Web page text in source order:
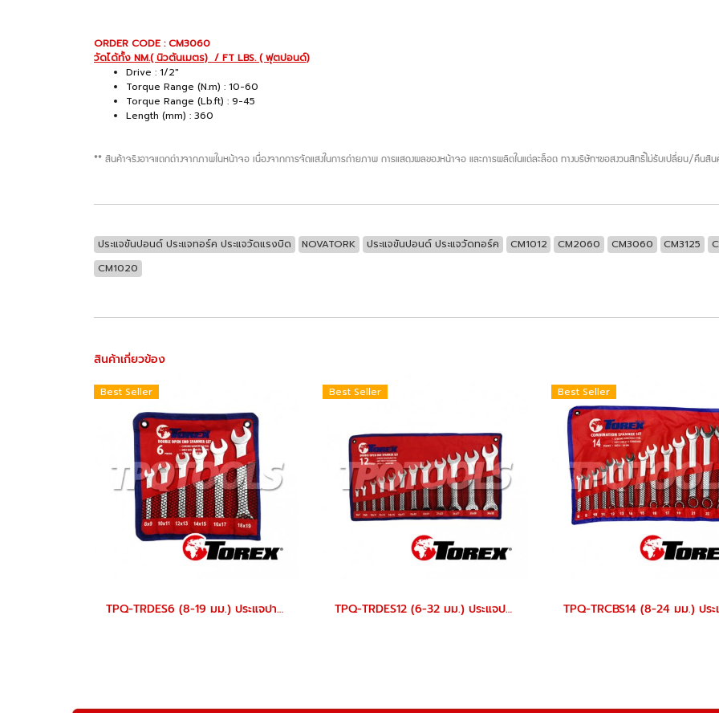
ORDER CODE : CM3060
วัดได้ทั้ง NM.( นิวตันเมตร) / FT LBS. ( ฟุตปอนด์)
Drive : 1/2"
Torque Range (N.m) : 10-60
Torque Range (Lb.ft) : 9-45
Length (mm) : 360
** สินค้าจริงอาจแตกต่างจากภาพในหน้าจอ เนื่องจากการจัดแสงในการถ่ายภาพ การแสดงผลของหน้าจอ และการผลิตในแต่ละล็อต ทางบริษัทฯขอสงวนสิทธิ์ไม่รับเปลี่ยน/คืนสิน
ประแจขันปอนด์ ประแจทอร์ค ประแจวัดแรงบิด NOVATORK ประแจขันปอนด์ ประแจวัดทอร์ค CM1012 CM2060 CM3060 CM3125
CM1020
สินค้าเกี่ยวข้อง
Best Seller
TPQ-TRDES6 (8-19 มม.) ประแจปากตายชุด 6 ตัว TOREX
Best Seller
TPQ-TRDES12 (6-32 มม.) ประแจปากตายชุด 12 ตัว TOREX
Best Seller